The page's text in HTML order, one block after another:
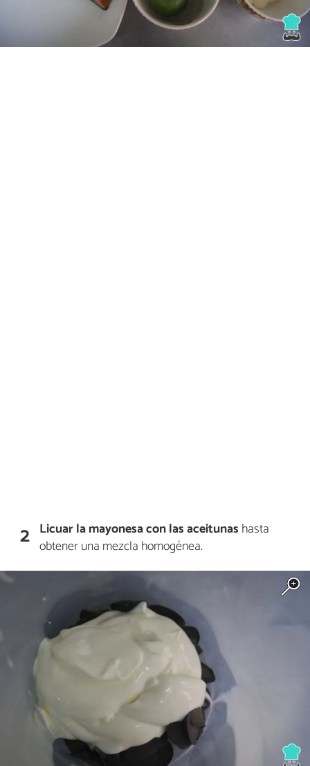
2 Licuar la mayonesa con las aceitunas hasta
obtener una mezcla homogénea.